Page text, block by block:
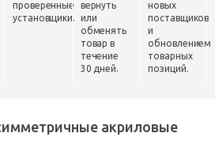
проверенные
установщики.
вернуть
или
обменять
товар в
течение
30 дней.
новых
поставщиков
и
обновлением
товарных
позиций.
акриловые